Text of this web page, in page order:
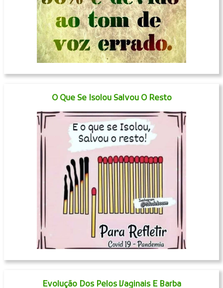
O Que Se Isolou Salvou O Resto
Evolução Dos Pelos Vaginais E Barba